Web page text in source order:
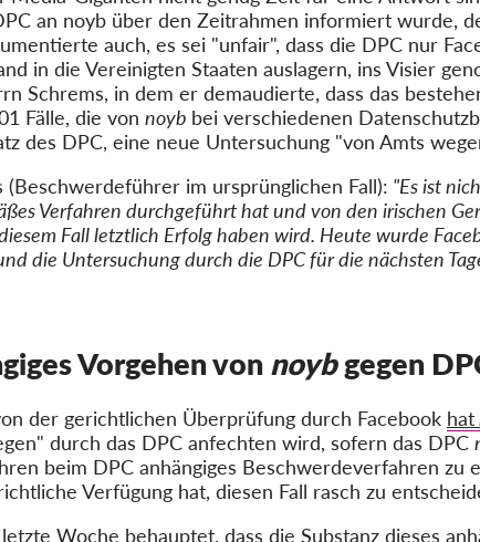
an noyb über den Zeitrahmen informiert wurde,
auch, es sei "unfair", dass die DPC nur
in die Vereinigten Staaten auslagern, ins Visier
Schrems, in dem er demaudierte, dass das
Fälle, die von noyb bei verschiedenen
des DPC, eine neue Untersuchung "von Amts
(Beschwerdeführer im ursprünglichen Fall): "Es ist
Verfahren durchgeführt hat und von den irischen
Fall letztlich Erfolg haben wird. Heute wurde
die Untersuchung durch die DPC für die nächsten
Vorgehen von noybgegen
der gerichtlichen Überprüfung durch Facebook hat
durch das DPC anfechten wird, sofern das DPC
beim DPC anhängiges Beschwerdeverfahren
Verfügung hat, diesen Fall rasch zu
Woche behauptet, dass die Substanz dieses